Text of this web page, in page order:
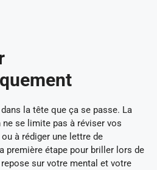
la tête que ça se passe. La
se limite pas à réviser vos
à rédiger une lettre de
première étape pour briller lors de
sur votre mental et votre